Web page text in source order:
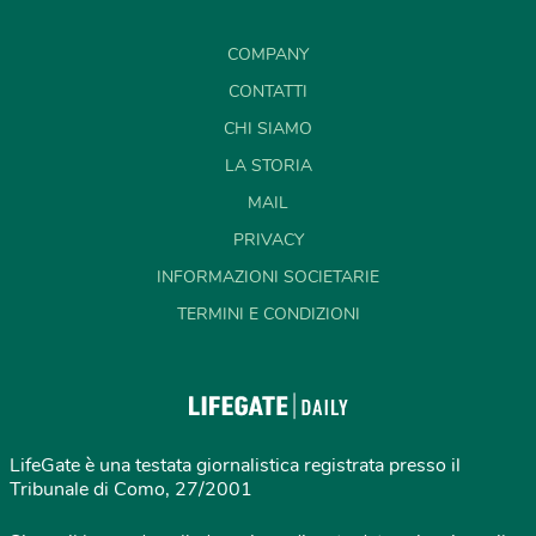
COMPANY
CONTATTI
CHI SIAMO
LA STORIA
MAIL
PRIVACY
INFORMAZIONI SOCIETARIE
TERMINI E CONDIZIONI
LifeGate è una testata giornalistica registrata presso il
Tribunale di Como, 27/2001